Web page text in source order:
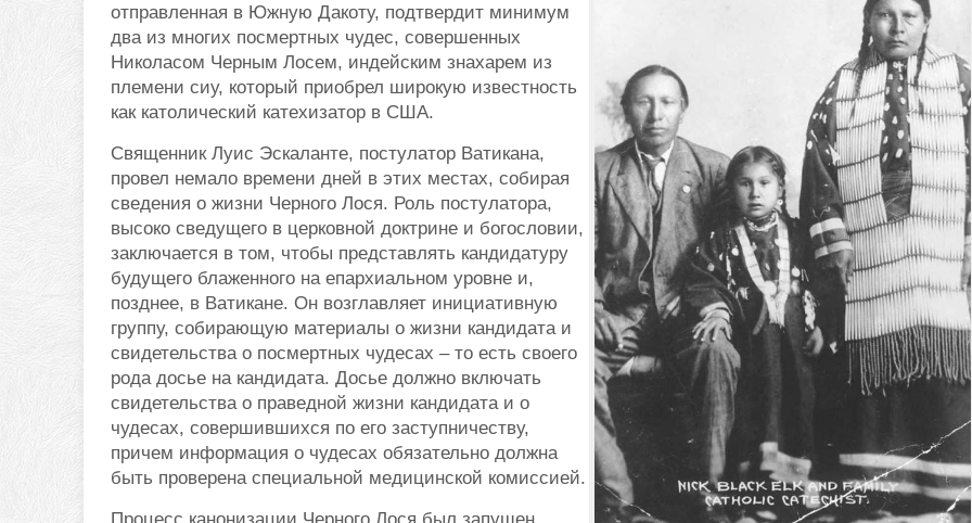
отправленная в Южную Дакоту, подтвердит минимум
два из многих посмертных чудес, совершенных
Николасом Черным Лосем, индейским знахарем из
племени сиу, который приобрел широкую известность
как католический катехизатор в США.
Священник Луис Эскаланте, постулатор Ватикана,
провел немало времени дней в этих местах, собирая
сведения о жизни Черного Лося. Роль постулатора,
высоко сведущего в церковной доктрине и богословии,
заключается в том, чтобы представлять кандидатуру
будущего блаженного на епархиальном уровне и,
позднее, в Ватикане. Он возглавляет инициативную
группу, собирающую материалы о жизни кандидата и
свидетельства о посмертных чудесах – то есть своего
рода досье на кандидата. Досье должно включать
свидетельства о праведной жизни кандидата и о
чудесах, совершившихся по его заступничеству,
причем информация о чудесах обязательно должна
быть проверена специальной медицинской комиссией.